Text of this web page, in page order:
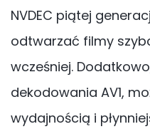
NVDEC piątej
odtwarzać filmy
wcześniej.
dekodowania AV1,
wydajnością i